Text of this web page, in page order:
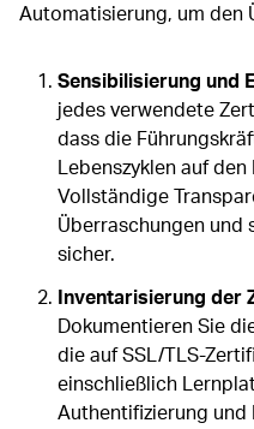
Automatisierung, um den
Sensibilisierung und
jedes verwendete
dass die
Lebenszyklen auf
Vollständige
Überraschungen
sicher.
Inventarisierung der
Dokumentieren Sie
die auf SSL/TLS-
einschließlich
Authentifizierung und